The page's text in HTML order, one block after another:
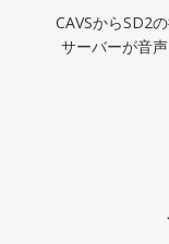
CAVSからSD2
サーバーが音